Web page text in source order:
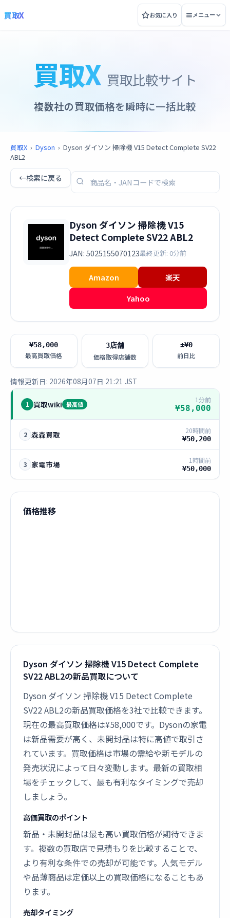
買取X お気に入り メニュー
買取X 買取比較サイト
複数社の買取価格を瞬時に一括比較
買取X › Dyson › Dyson ダイソン 掃除機 V15 Detect Complete SV22
ABL2
←検索に戻る
Dyson ダイソン 掃除機 V15
Detect Complete SV22 ABL2
JAN: 5025155070123最終更新: 0分前
Amazon
楽天
Yahoo
¥58,000
最高買取価格
3店舗
価格取得店舗数
±¥0
前日比
情報更新日: 2026年08月07日 21:21 JST
1 買取wiki 最高値
1分前
¥58,000
2 森森買取 20時間前
¥50,200
3 家電市場 1時間前
¥50,000
価格推移
Dyson ダイソン 掃除機 V15 Detect Complete
SV22 ABL2の新品買取について
Dyson ダイソン 掃除機 V15 Detect Complete
SV22 ABL2の新品買取価格を3社で比較できます。
現在の最高買取価格は¥58,000です。Dysonの家電
は新品需要が高く、未開封品は特に高値で取引さ
れています。買取価格は市場の需給や新モデルの
発売状況によって日々変動します。最新の買取相
場をチェックして、最も有利なタイミングで売却
しましょう。
高価買取のポイント
新品・未開封品は最も高い買取価格が期待できま
す。複数の買取店で見積もりを比較することで、
より有利な条件での売却が可能です。人気モデル
や品薄商品は定価以上の買取価格になることもあ
ります。
売却タイミング